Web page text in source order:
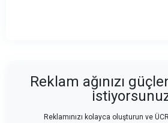
Reklam ağınızı
Reklamınızı kolayca oluşturun ve